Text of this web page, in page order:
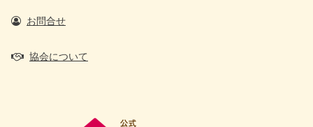
お問合せ
協会について